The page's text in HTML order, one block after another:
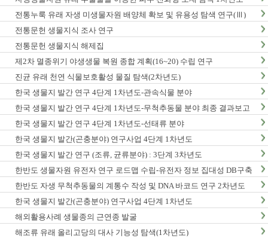
전통누룩 유래 자생 미생물자원 배양체 확보 및 유용성 탐색 연구(Ⅲ)
전통문헌 생물지식 조사 연구
전통문헌 생물지식 해제집
제2차 멸종위기 야생생물 복원 종합 계획(16~20) 수립 연구
진균 유래 천연 식물보호활성 물질 탐색(2차년도)
한국 생물지 발간 연구 4단계 1차년도-관속식물 분야
한국 생물지 발간 연구 4단계 1차년도-무척추동물 분야 최종 결과보고
서
한국 생물지 발간 연구 4단계 1차년도-선태류 분야
한국 생물지 발간(곤충분야) 연구사업 4단계 1차년도
한국 생물지 발간 연구 (조류, 균류분야) : 3단계 3차년도
한반도 생물자원 유전자 연구 로드맵 수립-유전자 정보 집대성 DB구축
(1차년도)
한반도 자생 무척추동물의 계통수 작성 및 DNA 바코드 연구 2차년도
한국 생물지 발간(곤충분야) 연구사업 4단계 1차년도
해외활용사례 생물종의 근연종 발굴
해조류 유래 올리고당의 대사 기능성 탐색(1차년도)